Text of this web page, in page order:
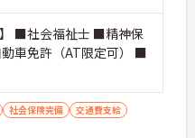
】 ■社会福祉士 ■精神保
車免許（AT限定可） ■
社会保険完備 交通費支給